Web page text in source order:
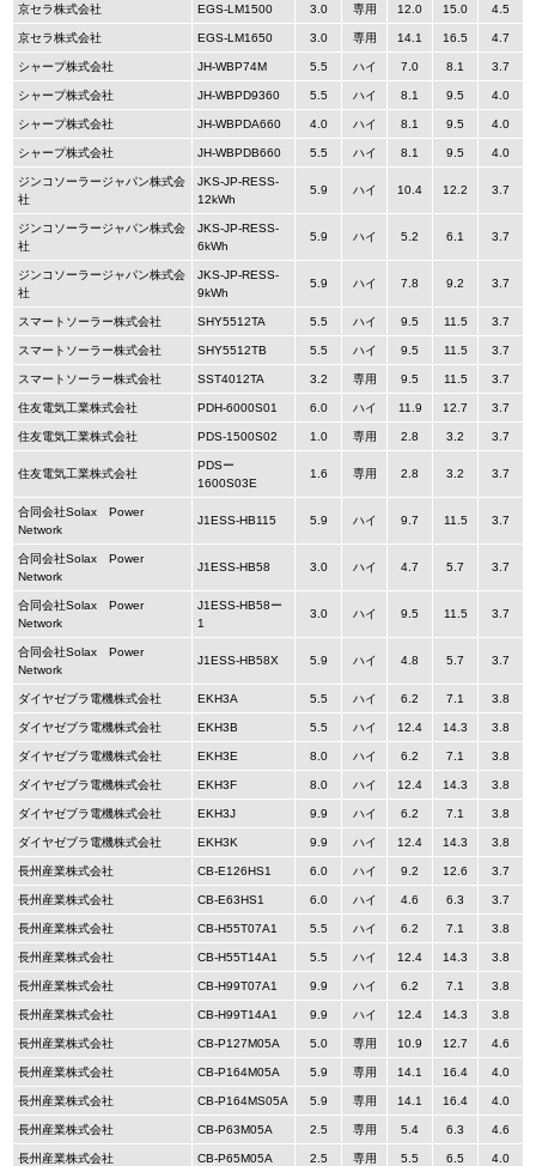
京セラ株式会社 EGS-LM1500 3.0 専用 12.0 15.0 4.5
京セラ株式会社 EGS-LM1650 3.0 専用 14.1 16.5 4.7
シャープ株式会社 JH-WBP74M 5.5 ハイ 7.0 8.1 3.7
シャープ株式会社 JH-WBPD9360 5.5 ハイ 8.1 9.5 4.0
シャープ株式会社 JH-WBPDA660 4.0 ハイ 8.1 9.5 4.0
シャープ株式会社 JH-WBPDB660 5.5 ハイ 8.1 9.5 4.0
ジンコソーラージャパン株式会
社
JKS-JP-RESS-
12kWh
5.9 ハイ 10.4 12.2 3.7
ジンコソーラージャパン株式会
社
JKS-JP-RESS-
6kWh
5.9 ハイ 5.2 6.1 3.7
ジンコソーラージャパン株式会
社
JKS-JP-RESS-
9kWh
5.9 ハイ 7.8 9.2 3.7
スマートソーラー株式会社 SHY5512TA 5.5 ハイ 9.5 11.5 3.7
スマートソーラー株式会社 SHY5512TB 5.5 ハイ 9.5 11.5 3.7
スマートソーラー株式会社 SST4012TA 3.2 専用 9.5 11.5 3.7
住友電気工業株式会社 PDH-6000S01 6.0 ハイ 11.9 12.7 3.7
住友電気工業株式会社 PDS-1500S02 1.0 専用 2.8 3.2 3.7
住友電気工業株式会社
PDSー
1600S03E
1.6 専用 2.8 3.2 3.7
合同会社Solax Power
Network
J1ESS-HB115 5.9 ハイ 9.7 11.5 3.7
合同会社Solax Power
Network
J1ESS-HB58 3.0 ハイ 4.7 5.7 3.7
合同会社Solax Power
Network
J1ESS-HB58ー
1
3.0 ハイ 9.5 11.5 3.7
合同会社Solax Power
Network
J1ESS-HB58X 5.9 ハイ 4.8 5.7 3.7
ダイヤゼブラ電機株式会社 EKH3A 5.5 ハイ 6.2 7.1 3.8
ダイヤゼブラ電機株式会社 EKH3B 5.5 ハイ 12.4 14.3 3.8
ダイヤゼブラ電機株式会社 EKH3E 8.0 ハイ 6.2 7.1 3.8
ダイヤゼブラ電機株式会社 EKH3F 8.0 ハイ 12.4 14.3 3.8
ダイヤゼブラ電機株式会社 EKH3J 9.9 ハイ 6.2 7.1 3.8
ダイヤゼブラ電機株式会社 EKH3K 9.9 ハイ 12.4 14.3 3.8
長州産業株式会社 CB-E126HS1 6.0 ハイ 9.2 12.6 3.7
長州産業株式会社 CB-E63HS1 6.0 ハイ 4.6 6.3 3.7
長州産業株式会社 CB-H55T07A1 5.5 ハイ 6.2 7.1 3.8
長州産業株式会社 CB-H55T14A1 5.5 ハイ 12.4 14.3 3.8
長州産業株式会社 CB-H99T07A1 9.9 ハイ 6.2 7.1 3.8
長州産業株式会社 CB-H99T14A1 9.9 ハイ 12.4 14.3 3.8
長州産業株式会社 CB-P127M05A 5.0 専用 10.9 12.7 4.6
長州産業株式会社 CB-P164M05A 5.9 専用 14.1 16.4 4.0
長州産業株式会社 CB-P164MS05A 5.9 専用 14.1 16.4 4.0
長州産業株式会社 CB-P63M05A 2.5 専用 5.4 6.3 4.6
長州産業株式会社 CB-P65M05A 2.5 専用 5.5 6.5 4.0